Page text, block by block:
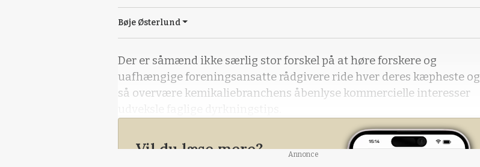
Bøje Østerlund
Der er såmænd ikke særlig stor forskel på at høre forskere og
uafhængige foreningsansatte rådgivere ride hver deres kæpheste og
så overvære kemikaliebranchens åbenlyse kommercielle interesser
Vil du læse mere? Annonce